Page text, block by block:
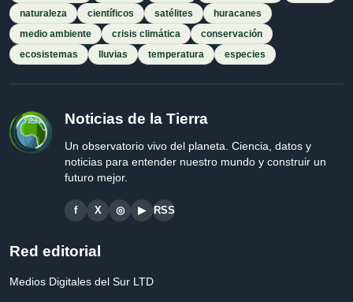
naturaleza
científicos satélites
huracanes
medio ambiente
crisis climática
conservación
ecosistemas
lluvias temperatura especies
Noticias de la Tierra
Un observatorio vivo del planeta. Ciencia, datos y
noticias para entender nuestro mundo y construir un
futuro mejor.
f X ◎ ▶ RSS
Red editorial
Medios Digitales del Sur LTD